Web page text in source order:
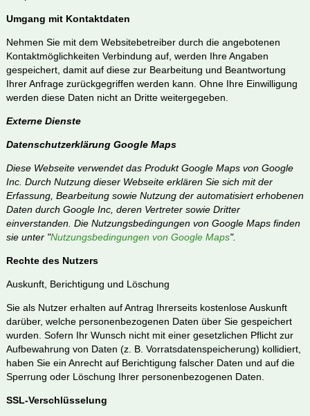
Umgang mit Kontaktdaten
Nehmen Sie mit dem Websitebetreiber durch die angebotenen
Kontaktmöglichkeiten Verbindung auf, werden Ihre Angaben
gespeichert, damit auf diese zur Bearbeitung und Beantwortung
Ihrer Anfrage zurückgegriffen werden kann. Ohne Ihre Einwilligung
werden diese Daten nicht an Dritte weitergegeben.
Externe Dienste
Datenschutzerklärung Google Maps
Diese Webseite verwendet das Produkt Google Maps von Google
Inc. Durch Nutzung dieser Webseite erklären Sie sich mit der
Erfassung, Bearbeitung sowie Nutzung der automatisiert erhobenen
Daten durch Google Inc, deren Vertreter sowie Dritter
einverstanden. Die Nutzungsbedingungen von Google Maps finden
sie unter "Nutzungsbedingungen von Google Maps".
Rechte des Nutzers
Auskunft, Berichtigung und Löschung
Sie als Nutzer erhalten auf Antrag Ihrerseits kostenlose Auskunft
darüber, welche personenbezogenen Daten über Sie gespeichert
wurden. Sofern Ihr Wunsch nicht mit einer gesetzlichen Pflicht zur
Aufbewahrung von Daten (z. B. Vorratsdatenspeicherung) kollidiert,
haben Sie ein Anrecht auf Berichtigung falscher Daten und auf die
Sperrung oder Löschung Ihrer personenbezogenen Daten.
SSL-Verschlüsselung